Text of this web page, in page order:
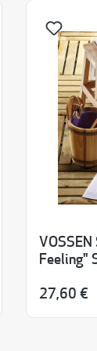
Feeling"
27,60 €